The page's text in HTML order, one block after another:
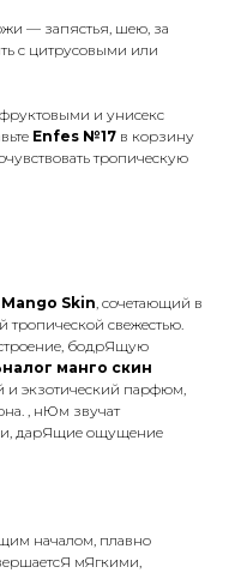
— запястья, шею, за
с цитрусовыми или
и унисекс
Enfes №17 в корзину
тропическую
Skin, сочетающий в
тропической свежестью.
бодрЯщую
манго скин
и экзотический парфюм,
‚ нЮм звучат
дарЯщие ощущение
началом, плавно
мЯгкими,